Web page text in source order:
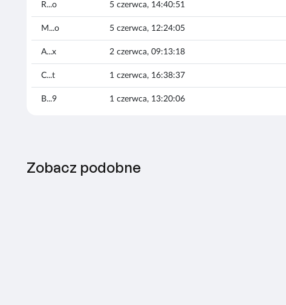
R...o 5 czerwca, 14:40:51
M...o 5 czerwca, 12:24:05
A...x 2 czerwca, 09:13:18
C...t 1 czerwca, 16:38:37
B...9 1 czerwca, 13:20:06
Zobacz podobne